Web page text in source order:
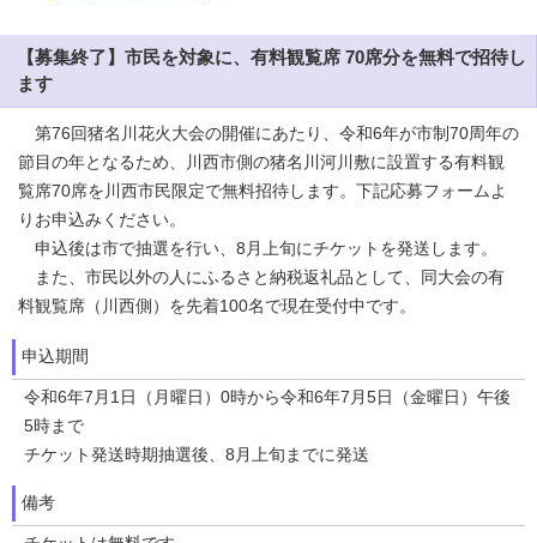
【募集終了】市民を対象に、有料観覧席 70席分を無料で招待し
ます
第76回猪名川花火大会の開催にあたり、令和6年が市制70周年の
節目の年となるため、川西市側の猪名川河川敷に設置する有料観
覧席70席を川西市民限定で無料招待します。下記応募フォームよ
りお申込みください。
申込後は市で抽選を行い、8月上旬にチケットを発送します。
また、市民以外の人にふるさと納税返礼品として、同大会の有
料観覧席（川西側）を先着100名で現在受付中です。
申込期間
令和6年7月1日（月曜日）0時から令和6年7月5日（金曜日）午後
5時まで
チケット発送時期抽選後、8月上旬までに発送
備考